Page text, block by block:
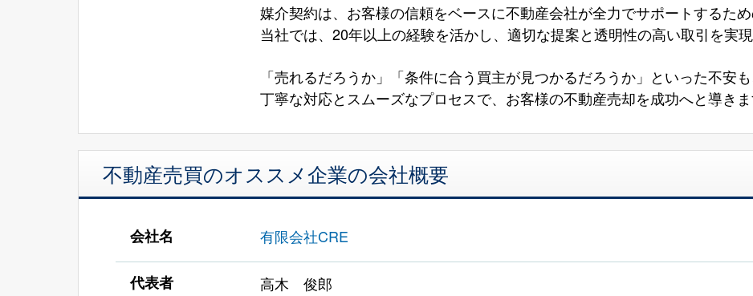
媒介契約は、お客様の信頼をベースに不動産会社が全力でサポートするため
当社では、20年以上の経験を活かし、適切な提案と透明性の高い取引を実現
「売れるだろうか」「条件に合う買主が見つかるだろうか」といった不安
丁寧な対応とスムーズなプロセスで、お客様の不動産売却を成功へと導きま
不動産売買のオススメ企業の会社概要
会社名 有限会社CRE
代表者 高木 俊郎